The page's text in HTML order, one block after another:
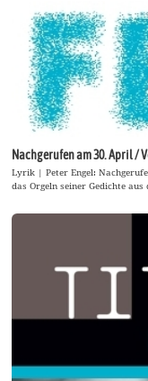
Nachgerufen am 30. April /
Lyrik | Peter Engel:
das Orgeln seiner Gedichte aus